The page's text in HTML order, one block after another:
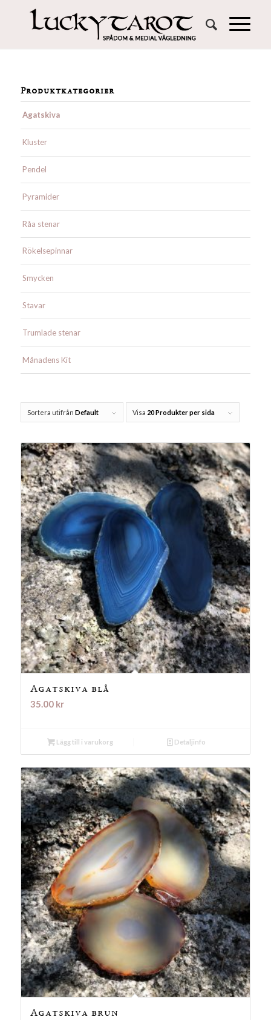
Produktkategorier
Agatskiva
Kluster
Pendel
Pyramider
Råa stenar
Rökelsepinnar
Smycken
Stavar
Trumlade stenar
Månadens Kit
Sortera utifrån Default Visa 20 Produkter per sida
Agatskiva blå
35.00 kr
Lägg till i varukorg Detaljinfo
Agatskiva brun